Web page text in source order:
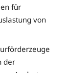
für
von
der